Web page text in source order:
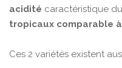
acidité caractéristique
tropicaux comparable
Ces 2 variétés existent